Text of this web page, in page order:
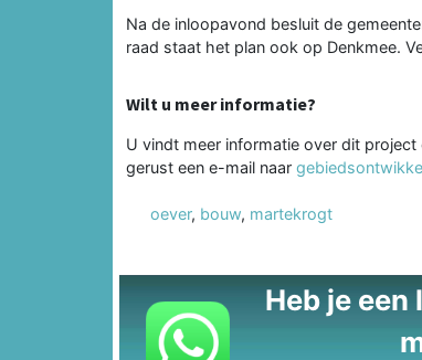
Na de inloopavond besluit de
raad staat het plan ook op Denkmee.
Wilt u meer informatie?
U vindt meer informatie over dit project
gerust een e-mail naar
oever, bouw, martekrogt
Heb je